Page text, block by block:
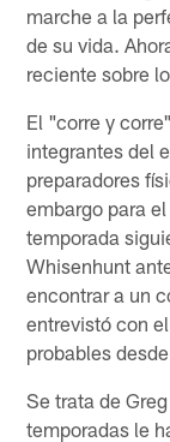
marche a la
de su vida.
reciente sobre
El "corre y
integrantes del
preparadores
embargo para
temporada
Whisenhunt
encontrar a un
entrevistó con
probables
Se trata de
temporadas le